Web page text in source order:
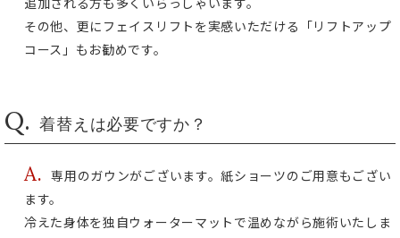
その他、更にフェイスリフトを実感いただける「リフトアップ
コース」もお勧めです。
Q. 着替えは必要ですか？
A. 専用のガウンがございます。紙ショーツのご用意もござい
ます。
冷えた身体を独自ウォーターマットで温めながら施術いたしま